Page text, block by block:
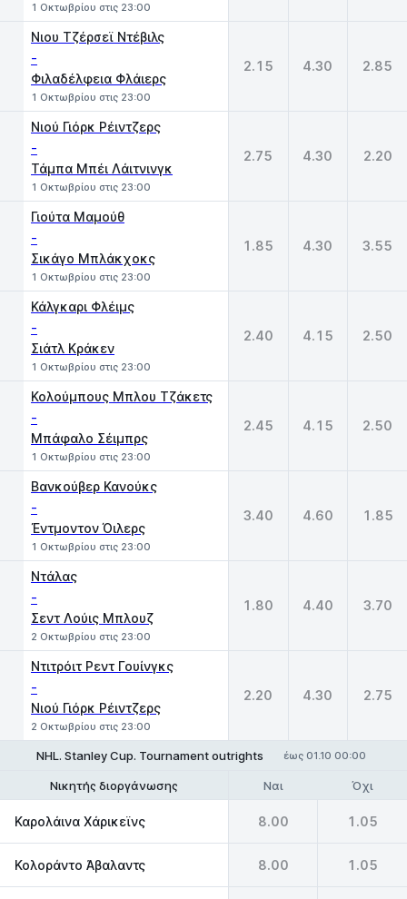
1 Οκτωβρίου στις 23:00
Νιου Τζέρσεϊ Ντέβιλς
-
Φιλαδέλφεια Φλάιερς
1 Οκτωβρίου στις 23:00
2.15 4.30 2.85
Νιού Γιόρκ Ρέιντζερς
-
Τάμπα Μπέι Λάιτνινγκ
1 Οκτωβρίου στις 23:00
2.75 4.30 2.20
Γιούτα Μαμούθ
-
Σικάγο Μπλάκχοκς
1 Οκτωβρίου στις 23:00
1.85 4.30 3.55
Κάλγκαρι Φλέιμς
-
Σιάτλ Κράκεν
1 Οκτωβρίου στις 23:00
2.40 4.15 2.50
Κολούμπους Μπλου Τζάκετς
-
Μπάφαλο Σέιμπρς
1 Οκτωβρίου στις 23:00
2.45 4.15 2.50
Βανκούβερ Κανούκς
-
Έντμοντον Όιλερς
1 Οκτωβρίου στις 23:00
3.40 4.60 1.85
Ντάλας
-
Σεντ Λούις Μπλουζ
2 Οκτωβρίου στις 23:00
1.80 4.40 3.70
Ντιτρόιτ Ρεντ Γουίνγκς
-
Νιού Γιόρκ Ρέιντζερς
2 Οκτωβρίου στις 23:00
2.20 4.30 2.75
NHL. Stanley Cup. Tournament outrights έως 01.10 00:00
Νικητής διοργάνωσης Να φτάσει στον τελικό
Ναι Όχι
Καρολάινα Χάρικεϊνς 8.00 1.05
Κολοράντο Άβαλαντς 8.00 1.05